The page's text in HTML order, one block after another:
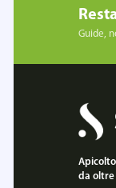
Guide,
da oltre